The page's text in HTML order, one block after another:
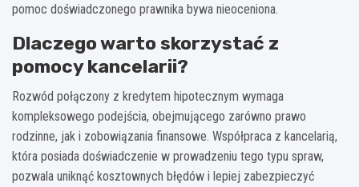
pomoc doświadczonego prawnika bywa nieoceniona.
Dlaczego warto skorzystać z
pomocy kancelarii?
Rozwód połączony z kredytem hipotecznym wymaga
kompleksowego podejścia, obejmującego zarówno prawo
rodzinne, jak i zobowiązania finansowe. Współpraca z kancelarią,
która posiada doświadczenie w prowadzeniu tego typu spraw,
pozwala uniknąć kosztownych błędów i lepiej zabezpieczyć